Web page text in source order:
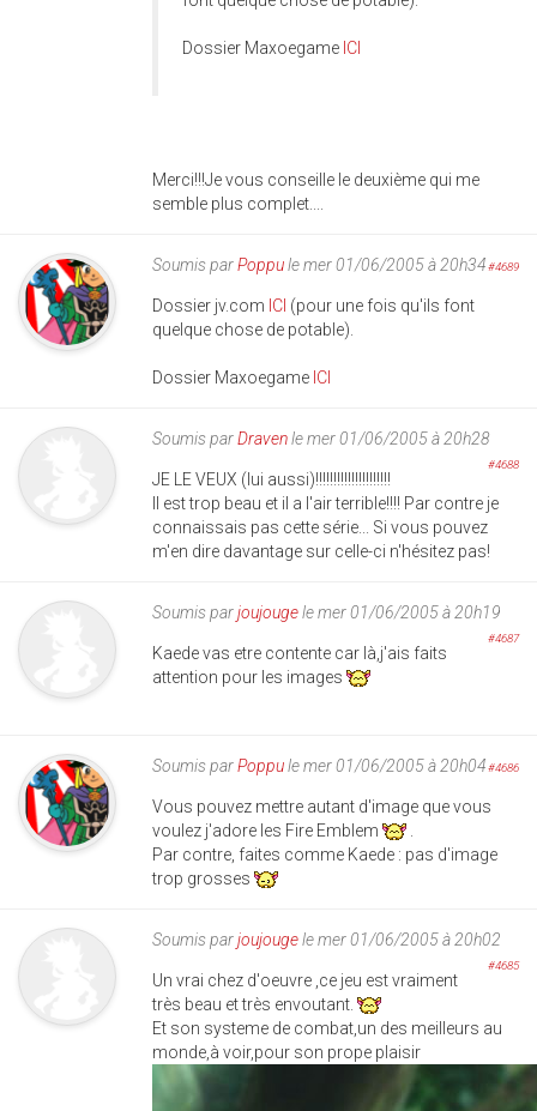
Dossier Maxoegame ICI
Merci!!!Je vous conseille le deuxième qui me
semble plus complet....
Soumis parPoppule mer 01/06/2005 à 20h34#4689
Dossier jv.com ICI (pour une fois qu'ils font
quelque chose de potable).
Dossier Maxoegame ICI
Soumis parDravenle mer 01/06/2005 à 20h28
#4688
JE LE VEUX (lui aussi)!!!!!!!!!!!!!!!!!!!!!
Il est trop beau et il a l'air terrible!!!! Par contre je
connaissais pas cette série... Si vous pouvez
m'en dire davantage sur celle-ci n'hésitez pas!
Soumis parjoujougele mer 01/06/2005 à 20h19
#4687
Kaede vas etre contente car là,j'ais faits
attention pour les images
Soumis parPoppule mer 01/06/2005 à 20h04#4686
Vous pouvez mettre autant d'image que vous
voulez j'adore les Fire Emblem
Par contre, faites comme Kaede : pas d'image
trop grosses
Soumis parjoujougele mer 01/06/2005 à 20h02
#4685
Un vrai chez d'oeuvre ,ce jeu est vraiment
très beau et très envoutant.
Et son systeme de combat,un des meilleurs au
monde,à voir,pour son prope plaisir